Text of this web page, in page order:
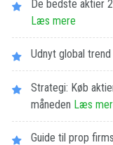
De bedste aktier
Læs mere
Udnyt global
Strategi: Køb
måneden Læs
Guide til prop